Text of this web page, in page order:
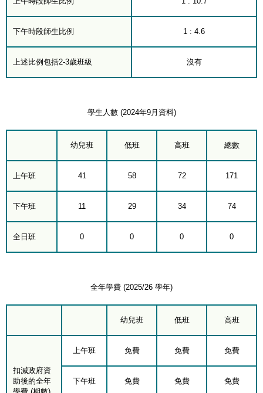
下午時段師生比例 1 : 4.6
上述比例包括2-3歲班級 沒有
學生人數 (2024年9月資料)
幼兒班 低班 高班 總數
上午班 41 58 72 171
下午班 11 29 34 74
全日班 0 0 0 0
全年學費 (2025/26 學年)
幼兒班 低班 高班
扣減政府資
助後的全年
上午班 免費 免費 免費
下午班 免費 免費 免費